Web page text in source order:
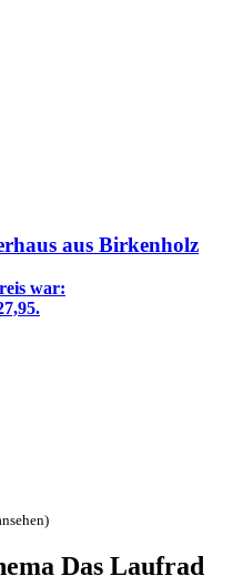
aus Birkenholz
war:
Das Laufrad